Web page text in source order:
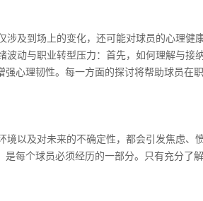
及到场上的变化，还可能对球员的心理
动与职业转型压力：首先，如何理解与
心理韧性。每一方面的探讨将帮助球员
以及对未来的不确定性，都会引发焦虑
每个球员必须经历的一部分。只有充分了